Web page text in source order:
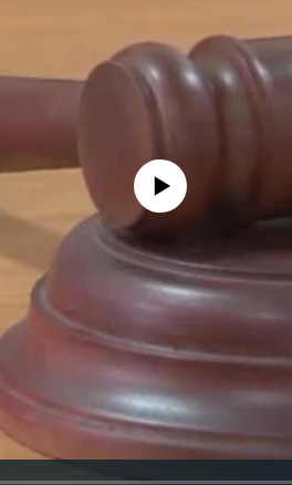
No media source currently